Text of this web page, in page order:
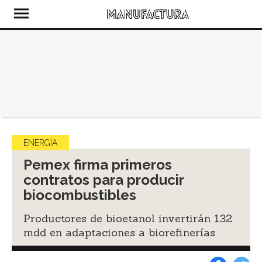
ENERGÍA
Pemex firma primeros
contratos para producir
biocombustibles
Productores de bioetanol invertirán 132
mdd en adaptaciones a biorefinerías